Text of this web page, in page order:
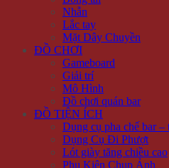
Nhẫn
Lắc tay
Mặt Dây Chuyền
ĐỒ CHƠI
Gameboard
Giải trí
Mô Hình
Đồ chơi quán bar
ĐỒ TIỆN ÍCH
Dụng cụ pha chế bar –
Dụng Cụ Đi Phượt
Lót giày tăng chiều cao
Phụ Kiện Chụp Ảnh